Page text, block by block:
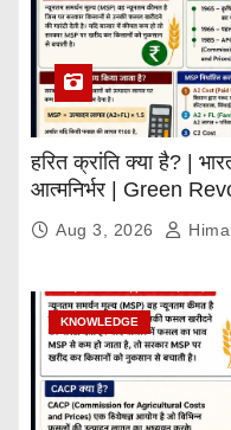
हरित क्रांति क्या है? |
आत्मनिर्भर | Green
Aug 3, 2026
KNOWLEDGE